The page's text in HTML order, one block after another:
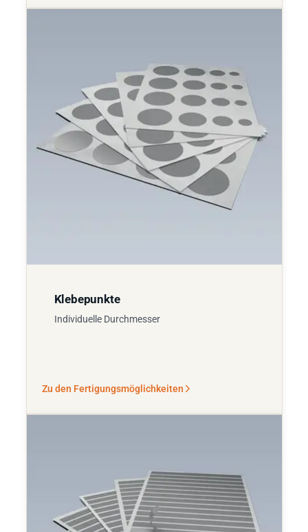
Klebepunkte
Individuelle Durchmesser
Zu den Fertigungsmöglichkeiten